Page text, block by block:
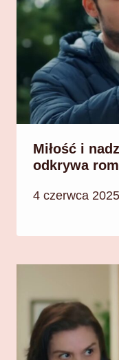
Miłość i
odkrywa
4 czerwca 2025